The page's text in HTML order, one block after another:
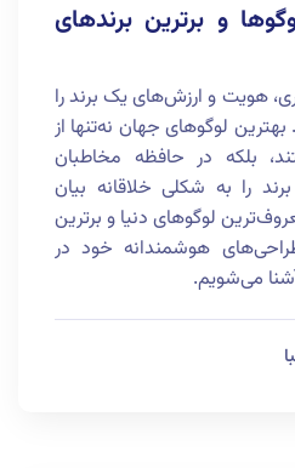
و برترین برندهای
هویت و ارزش‌های یک برند را
لوگوهای جهان نه‌تنها از
بلکه در حافظه مخاطبان
را به شکلی خلاقانه بیان
لوگوهای دنیا و برترین
هوشمندانه خود در
می‌شویم.